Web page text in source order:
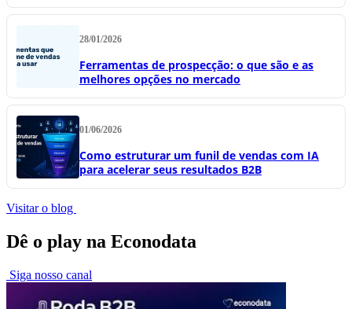
28/01/2026
Ferramentas de prospecção: o que são e as
melhores opções no mercado
01/06/2026
Como estruturar um funil de vendas com IA
para acelerar seus resultados B2B
Visitar o blog
Dê o play na Econodata
Siga nosso canal